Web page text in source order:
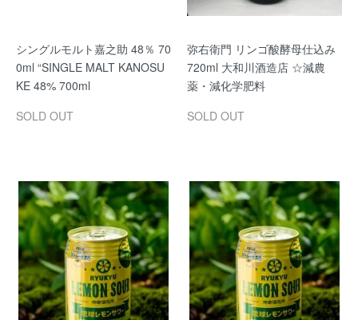
シングルモルト嘉之助 48％ 70
0ml “SINGLE MALT KANOSU
KE 48% 700ml
SOLD OUT
弥右衛門 リンゴ酸酵母仕込み
720ml 大和川酒造店 ☆減農
薬・減化学肥料
SOLD OUT